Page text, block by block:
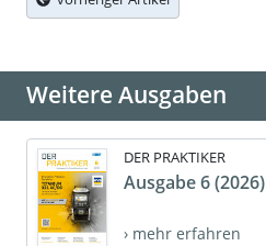
Weitere Ausgaben
DER PRAKTIKER
Ausgabe 6 (2026)
› mehr erfahren